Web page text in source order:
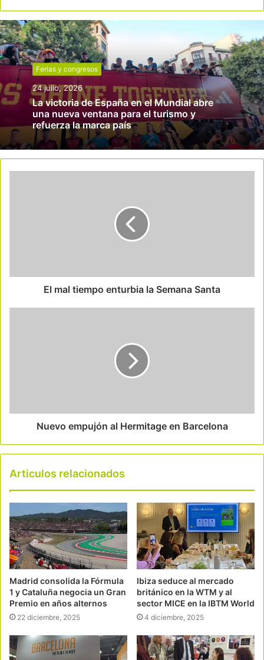
Ferias y congresos
24 julio, 2026
La victoria de España en el Mundial abre
una nueva ventana para el turismo y
refuerza la marca país
El mal tiempo enturbia la Semana Santa
Nuevo empujón al Hermitage en Barcelona
Articulos relacionados
Madrid consolida la Fórmula
1 y Cataluña negocia un Gran
Premio en años alternos
22 diciembre, 2025
Ibiza seduce al mercado
británico en la WTM y al
sector MICE en la IBTM World
4 diciembre, 2025